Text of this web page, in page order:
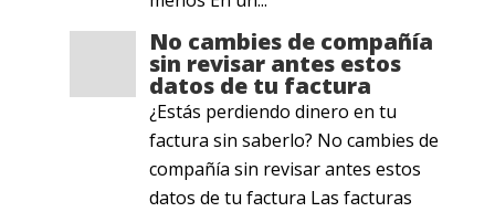
No cambies de compañía
sin revisar antes estos
datos de tu factura
¿Estás perdiendo dinero en tu
factura sin saberlo? No cambies de
compañía sin revisar antes estos
datos de tu factura Las facturas